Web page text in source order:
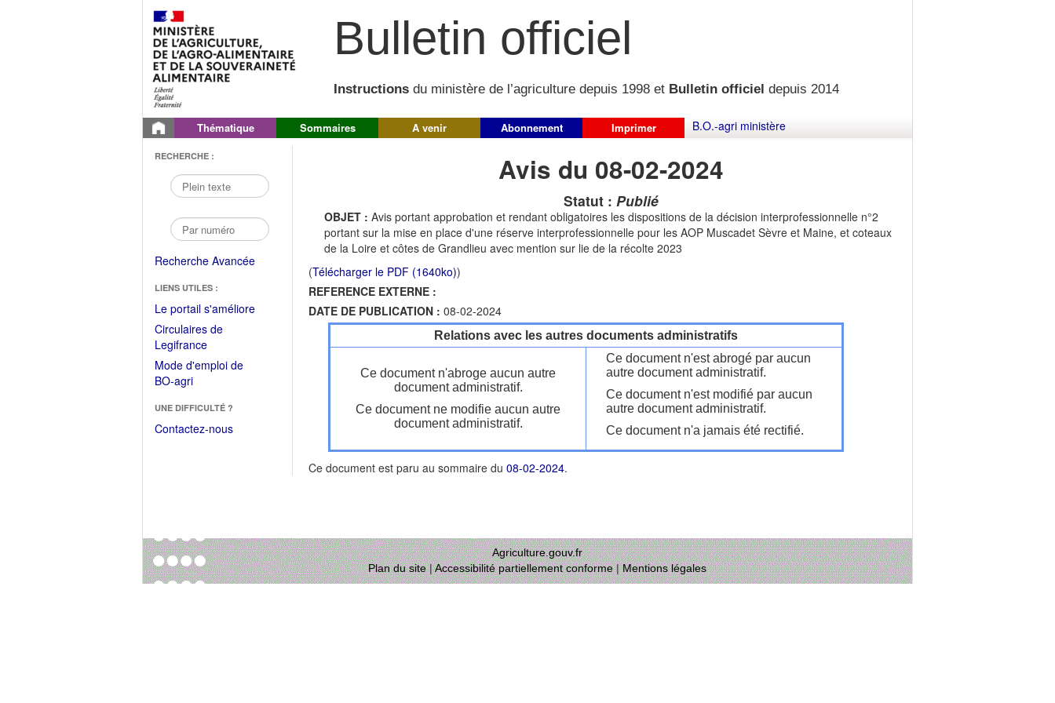
Bulletin officiel
Instructions du ministère de l’agriculture depuis 1998 et Bulletin officiel depuis 2014
Thématique Sommaires A venir Abonnement Imprimer B.O.-agri ministère
RECHERCHE :
Recherche Avancée
LIENS UTILES :
Le portail s'améliore(Fichier
Circulaires de
Legifrance(Ouvrir
dans
une
fenêtre)
Mode d'emploi de
BO-agri(Ouvrir
une
nouvelle
UNE DIFFICULTÉ ?
Contactez-nous
Avis du 08-02-2024
Statut : Publié
OBJET : Avis portant approbation et rendant obligatoires les dispositions de la décision interprofessionnelle n°2
portant sur la mise en place d'une réserve interprofessionnelle pour les AOP Muscadet Sèvre et Maine, et coteaux
de la Loire et côtes de Grandlieu avec mention sur lie de la récolte 2023
(Télécharger le PDF (1640ko))
REFERENCE EXTERNE :
DATE DE PUBLICATION : 08-02-2024
Relations avec les autres documents administratifs
Ce document n'abroge aucun autre
document administratif.
Ce document ne modifie aucun autre
document administratif.
Ce document n'est abrogé par aucun
autre document administratif.
Ce document n'est modifié par aucun
autre document administratif.
Ce document n'a jamais été rectifié.
Ce document est paru au sommaire du 08-02-2024.
Agriculture.gouv.fr
Plan du site|Accessibilité partiellement conforme|Mentions légales